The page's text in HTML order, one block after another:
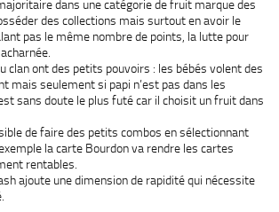
dans une catégorie de fruit marque des
des collections mais surtout en avoir le
pas le même nombre de points, la lutte pour
clan ont des petits pouvoirs : les bébés volent des
mais seulement si papi n’est pas dans les
sans doute le plus futé car il choisit un fruit dans
de faire des petits combos en sélectionnant
la carte Bourdon va rendre les cartes
rentables.
ajoute une dimension de rapidité qui nécessite